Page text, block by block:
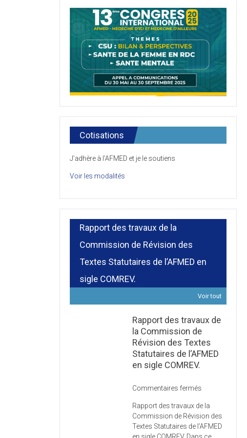
Cotisations
J’adhère à l’AFMED et je le soutiens
Voir les modalités
Rapport des travaux de la
Commission de Révision des
Textes Statutaires de l’AFMED en
sigle COMREV.
Voir tout
Rapport des travaux de
la Commission de
Révision des Textes
Statutaires de l’AFMED
en sigle COMREV.
Commentaires fermés
des
travaux
de
Rapport des travaux de la
Commission de Révision des
Textes Statutaires de l’AFMED
en sigle COMREV. Dans ce